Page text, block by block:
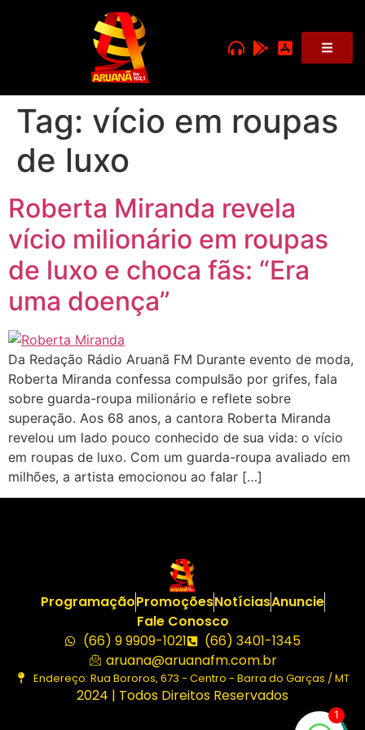
Tag: vício em roupas
de luxo
Roberta Miranda revela
vício milionário em roupas
de luxo e choca fãs: “Era
uma doença”
Da Redação Rádio Aruanã FM Durante evento de moda,
Roberta Miranda confessa compulsão por grifes, fala
sobre guarda-roupa milionário e reflete sobre
superação. Aos 68 anos, a cantora Roberta Miranda
revelou um lado pouco conhecido de sua vida: o vício
em roupas de luxo. Com um guarda-roupa avaliado em
milhões, a artista emocionou ao falar […]
ProgramaçãoPromoçõesNotíciasAnuncie
Fale Conosco
(66) 9 9909-1021
(66) 3401-1345
aruana@aruanafm.com.br
Endereço: Rua Bororos, 673 - Centro - Barra do Garças / MT
2024 | Todos Direitos Reservados
1